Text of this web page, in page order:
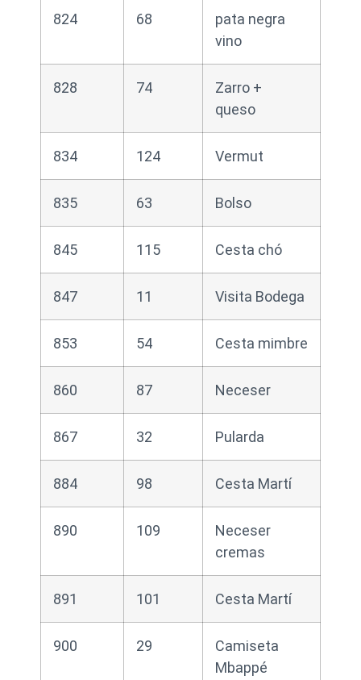
824 68
pata negra
vino
828 74
Zarro +
queso
834 124 Vermut
835 63 Bolso
845 115 Cesta chó
847 11 Visita Bodega
853 54 Cesta mimbre
860 87 Neceser
867 32 Pularda
884 98 Cesta Martí
890 109
Neceser
cremas
891 101 Cesta Martí
900 29
Camiseta
Mbappé